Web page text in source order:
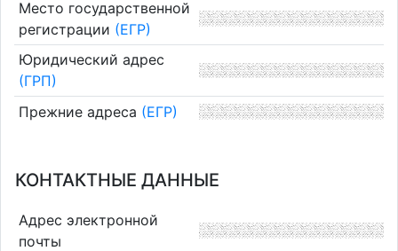
Место государственной
регистрации (ЕГР)
Юридический адрес
(ГРП)
Прежние адреса (ЕГР)
КОНТАКТНЫЕ ДАННЫЕ
Адрес электронной
почты